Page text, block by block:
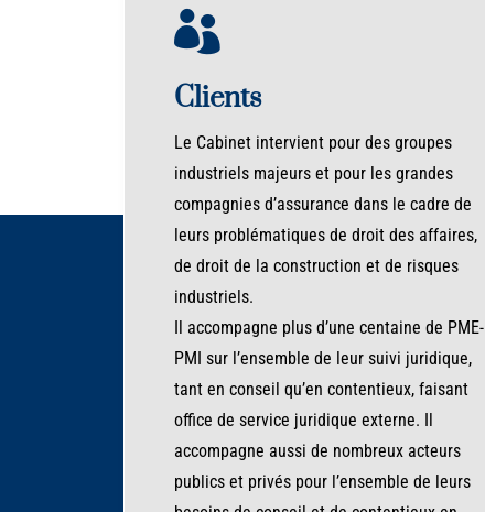

Clients
Le Cabinet intervient pour des groupes
industriels majeurs et pour les grandes
compagnies d’assurance dans le cadre de
leurs problématiques de droit des affaires,
de droit de la construction et de risques
industriels.
Il accompagne plus d’une centaine de PME-
PMI sur l’ensemble de leur suivi juridique,
tant en conseil qu’en contentieux, faisant
office de service juridique externe. Il
accompagne aussi de nombreux acteurs
publics et privés pour l’ensemble de leurs